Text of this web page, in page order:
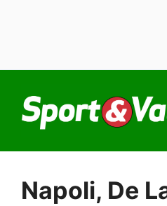
contenuto
Napoli, De